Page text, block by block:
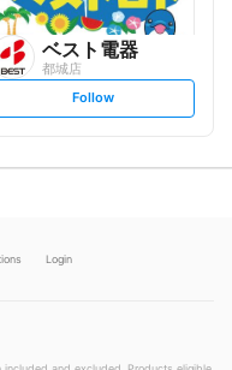
ベスト電器
都城店
s
t
Follow
Login